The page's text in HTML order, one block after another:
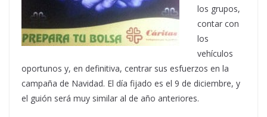
los grupos,
contar con
los
vehículos
oportunos y, en definitiva, centrar sus esfuerzos en la
campaña de Navidad. El día fijado es el 9 de diciembre, y
el guión será muy similar al de año anteriores.